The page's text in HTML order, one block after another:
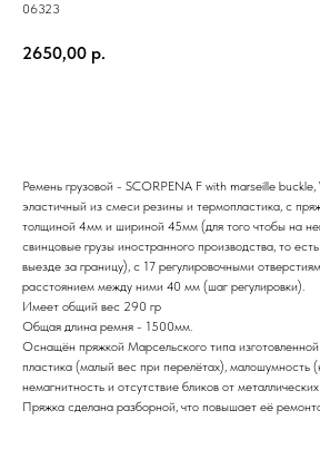
06323
2650,00 р.
Ремень грузовой - SCORPENA F with marseille
эластичный из смеси резины и термопластика, с
толщиной 4мм и шириной 45мм (для того чтобы на
свинцовые грузы иностранного производства, то
выезде за границу), с 17 регулировочными
расстоянием между ними 40 мм (шаг регулировки).
Имеет общий вес 290 гр
Общая длина ремня - 1500мм.
Оснащён пряжкой Марсельского типа
пластика (малый вес при перелётах), малошумность
немагнитность и отсутствие бликов от
Пряжка сделана разборной, что повышает её